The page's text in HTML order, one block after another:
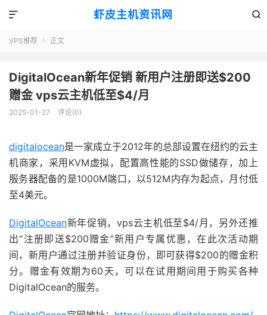
虾皮主机资讯网 

VPS推荐  正文
DigitalOcean新年促销 新用户注册即送$200
赠金 vps云主机低至$4/月
2025-01-27 评论(0)
digitalocean是一家成立于2012年的总部设置在纽约的云主
机商家，采用KVM虚拟，配置高性能的SSD做储存，加上
服务器配备的是1000M端口，以512M内存为起点，月付低
至4美元。
DigitalOcean新年促销，vps云主机低至$4/月，另外还推
出“注册即送$200赠金”新用户专属优惠，在此次活动期
间，新用户通过注册并验证身份，即可获得$200的赠金积
分。赠金有效期为60天，可以在试用期间用于购买各种
DigitalOcean的服务。